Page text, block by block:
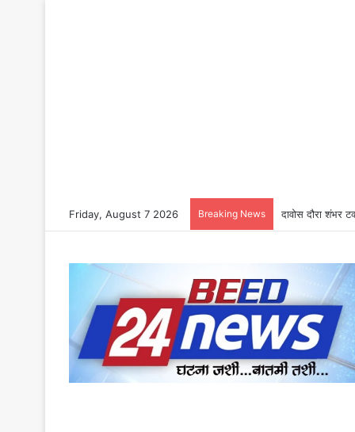
Friday, August 7 2026 Breaking News दावोस दौरा शंभर